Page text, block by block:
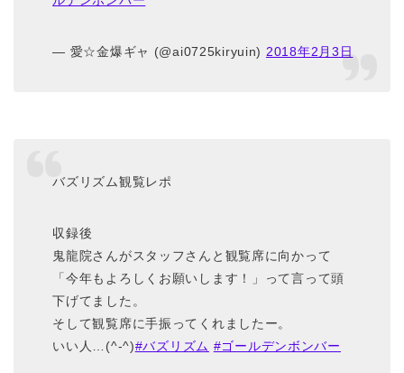
— 愛☆金爆ギャ (@ai0725kiryuin) 2018年2月3日
バズリズム観覧レポ
収録後
鬼龍院さんがスタッフさんと観覧席に向かって
「今年もよろしくお願いします！」って言って頭
下げてました。
そして観覧席に手振ってくれましたー。
いい人…(^-^)#バズリズム #ゴールデンボンバー